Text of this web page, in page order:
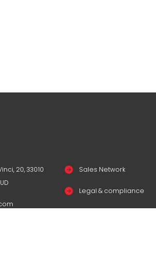
20, 33010
Sales Network
Legal & compliance